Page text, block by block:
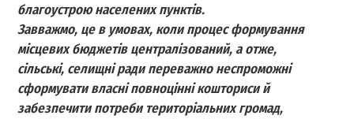
благоустрою населених пунктів.
Завважмо, це в умовах, коли процес формування
місцевих бюджетів централізований, а отже,
сільські, селищні ради переважно неспроможні
сформувати власні повноцінні кошториси й
забезпечити потреби територіальних громад,